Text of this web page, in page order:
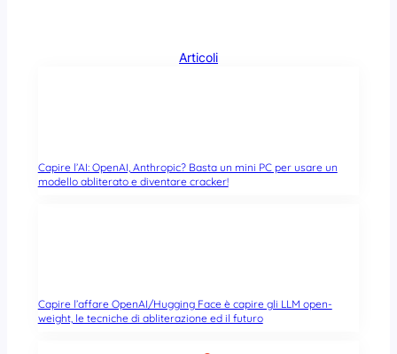
Articoli
Capire l’AI: OpenAI, Anthropic? Basta un mini PC per usare un
modello abliterato e diventare cracker!
Capire l’affare OpenAI/Hugging Face è capire gli LLM open-
weight, le tecniche di abliterazione ed il futuro